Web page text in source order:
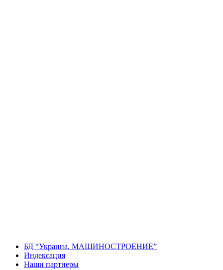
содержанию
БД “Украина. МАШИНОСТРОЕНИЕ”
Индекcация
Наши партнеры